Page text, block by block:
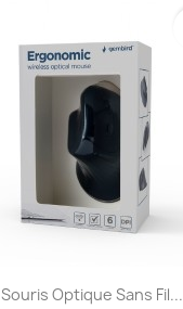
Souris Optique Sans Fil...